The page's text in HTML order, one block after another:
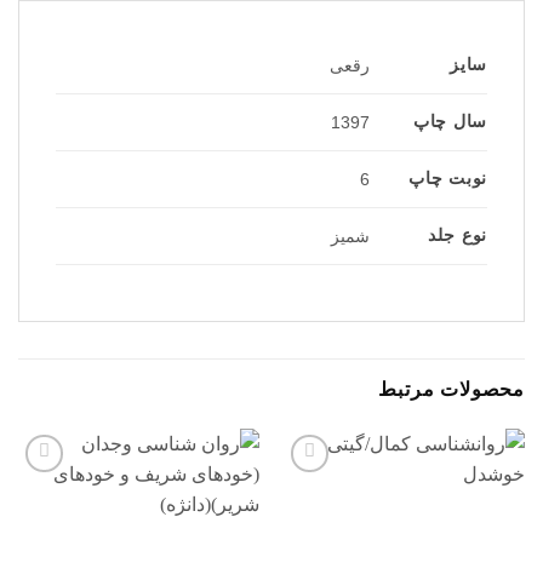
سایز رقعی
سال چاپ 1397
نوبت چاپ 6
نوع جلد شمیز
محصولات مرتبط